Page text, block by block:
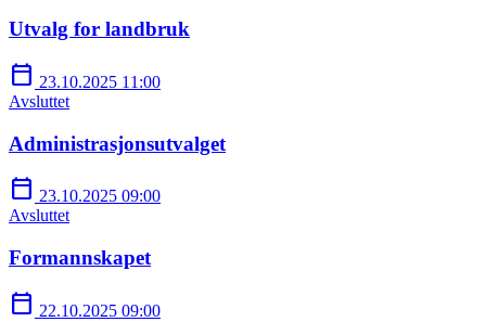
Utvalg for landbruk
calendar_today 23.10.2025 11:00
Avsluttet
Administrasjonsutvalget
calendar_today 23.10.2025 09:00
Avsluttet
Formannskapet
calendar_today 22.10.2025 09:00